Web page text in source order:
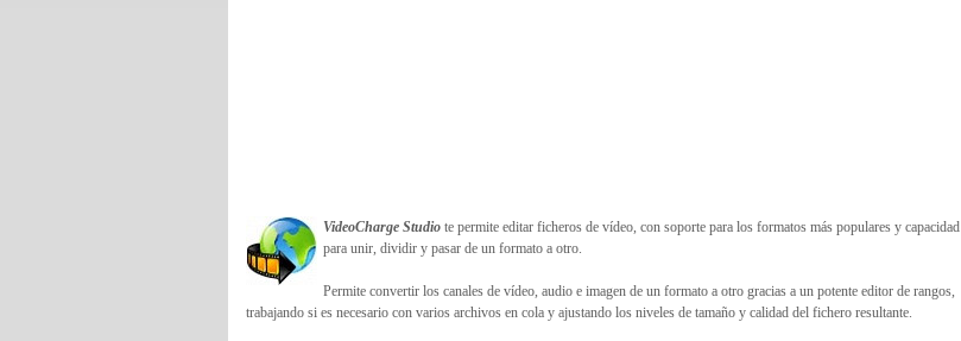
VideoCharge Studio te permite editar ficheros de vídeo, con soporte para los formatos más populares y capacidad
para unir, dividir y pasar de un formato a otro.
Permite convertir los canales de vídeo, audio e imagen de un formato a otro gracias a un potente editor de rangos,
trabajando si es necesario con varios archivos en cola y ajustando los niveles de tamaño y calidad del fichero resultante.